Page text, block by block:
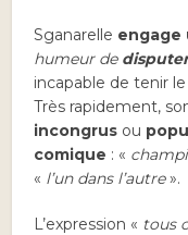
Sganarelle engage
humeur de
incapable de tenir
Très rapidement,
incongrus ou
comique : «
« l’un dans l’autre».
L’expression « tous